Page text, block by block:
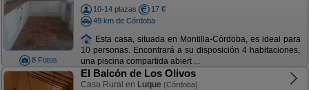
8 Fotos
10-14 plazas
17 €
49 km de Córdoba
Esta casa, situada en Montilla-Córdoba, es ideal para
10 personas. Encontrará a su disposición 4 habitaciones,
una piscina compartida abiert ...
El Balcón de Los Olivos
Casa Rural en Luque (Córdoba)